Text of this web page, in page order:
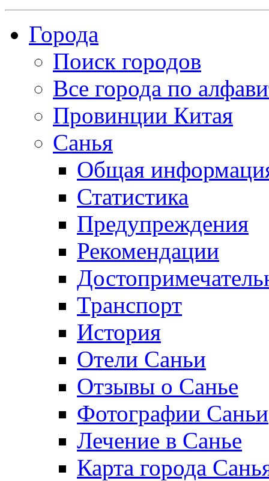
Города
Поиск городов
Все города по
Провинции Китая
Санья
Общая
Статистика
Предупреждения
Рекомендации
Транспорт
История
Отели Саньи
Отзывы о Санье
Фотографии Саньи
Лечение в Санье
Карта города